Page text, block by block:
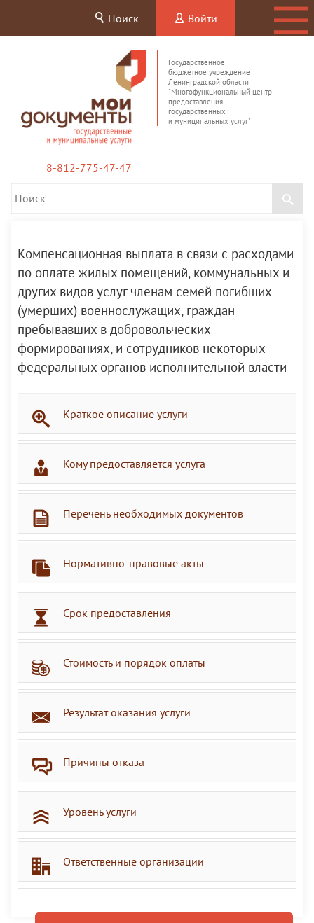
Поиск Войти
Государственное
бюджетное учреждение
Ленинградской области
"Многофункциональный центр
предоставления
государственных
и муниципальных услуг"
8-812-775-47-47
Компенсационная выплата в связи с расходами
по оплате жилых помещений, коммунальных и
других видов услуг членам семей погибших
(умерших) военнослужащих, граждан
пребывавших в добровольческих
формированиях, и сотрудников некоторых
федеральных органов исполнительной власти
Краткое описание услуги
Кому предоставляется услуга
Перечень необходимых документов
Нормативно-правовые акты
Срок предоставления
Стоимость и порядок оплаты
Результат оказания услуги
Причины отказа
Уровень услуги
Ответственные организации